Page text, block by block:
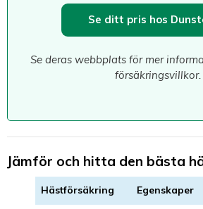
Se ditt pris hos
Se deras webbplats för mer
försäkringsvillkor.
Jämför och hitta den bästa
Hästförsäkring Egenskaper